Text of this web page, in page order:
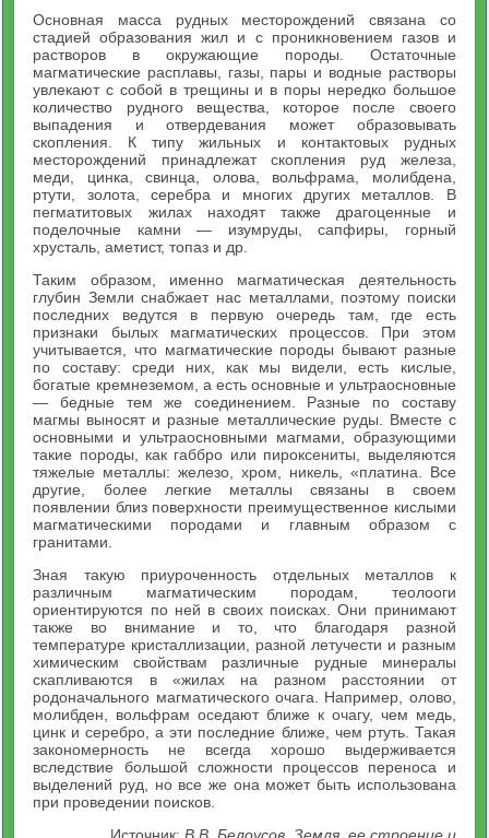
Основная масса рудных месторождений связана со
стадией образования жил и с проникновением газов и
растворов в окружающие породы. Остаточные
магматические расплавы, газы, пары и водные растворы
увлекают с собой в трещины и в поры нередко большое
количество рудного вещества, которое после своего
выпадения и отвердевания может образовывать
скопления. К типу жильных и контактовых рудных
месторождений принадлежат скопления руд железа,
меди, цинка, свинца, олова, вольфрама, молибдена,
ртути, золота, серебра и многих других металлов. В
пегматитовых жилах находят также драгоценные и
поделочные камни — изумруды, сапфиры, горный
хрусталь, аметист, топаз и др.
Таким образом, именно магматическая деятельность
глубин Земли снабжает нас металлами, поэтому поиски
последних ведутся в первую очередь там, где есть
признаки былых магматических процессов. При этом
учитывается, что магматические породы бывают разные
по составу: среди них, как мы видели, есть кислые,
богатые кремнеземом, а есть основные и ультраосновные
— бедные тем же соединением. Разные по составу
магмы выносят и разные металлические руды. Вместе с
основными и ультраосновными магмами, образующими
такие породы, как габбро или пироксениты, выделяются
тяжелые металлы: железо, хром, никель, «платина. Все
другие, более легкие металлы связаны в своем
появлении близ поверхности преимущественное кислыми
магматическими породами и главным образом с
гранитами.
Зная такую приуроченность отдельных металлов к
различным магматическим породам, теолооги
ориентируются по ней в своих поисках. Они принимают
также во внимание и то, что благодаря разной
температуре кристаллизации, разной летучести и разным
химическим свойствам различные рудные минералы
скапливаются в «жилах на разном расстоянии от
родоначального магматического очага. Например, олово,
молибден, вольфрам оседают ближе к очагу, чем медь,
цинк и серебро, а эти последние ближе, чем ртуть. Такая
закономерность не всегда хорошо выдерживается
вследствие большой сложности процессов переноса и
выделений руд, но все же она может быть использована
при проведении поисков.